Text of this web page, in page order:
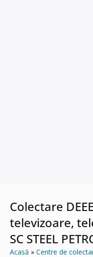
Colectare
televizoare,
SC STEEL
Acasă
Centre de